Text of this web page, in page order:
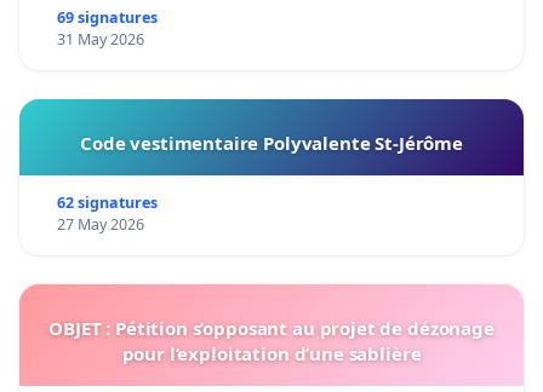
69 signatures
31 May 2026
Code vestimentaire Polyvalente St-Jérôme
62 signatures
27 May 2026
OBJET : Pétition s’opposant au projet de dézonage
pour l’exploitation d’une sablière